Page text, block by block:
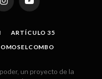
InstagramYouTube
ARTÍCULO 35
un proyecto de la